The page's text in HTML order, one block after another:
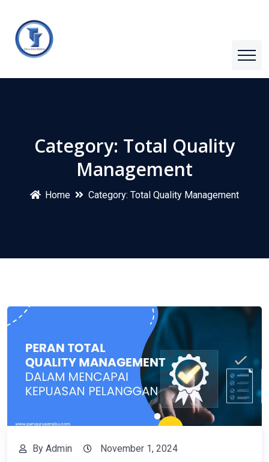
Category: Total Quality
Management
Home Category: Total Quality Management
By Admin November 1, 2024